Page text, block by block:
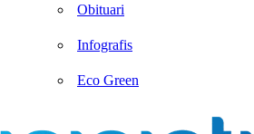
Obituari
Infografis
Eco Green